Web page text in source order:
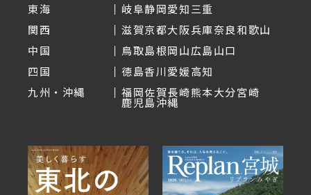
東海
岐阜静岡愛知三重
関西
滋賀京都大阪兵庫奈良和歌山
中国
鳥取島根岡山広島山口
四国
徳島香川愛媛高知
九州・沖縄
福岡佐賀長崎熊本大分宮崎
鹿児島沖縄